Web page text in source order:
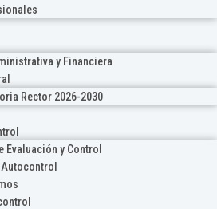
y Financiera
Rector 2026-2030
Evaluación y Control